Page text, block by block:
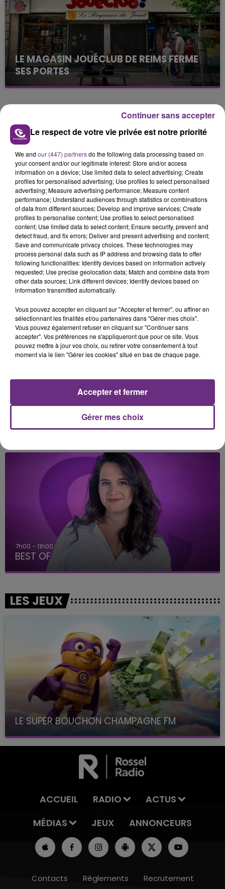
LE MAGASIN JOUÉCLUB DE REIMS FERME
SES PORTES
C'était l'une des institutions du centre-ville
fermer ses portes.
21h42
21h42
JEREMY FREROT
Frerot
DJO
End Of Beginning
21h36
21h36 21h32
21h32
7h00 - 11h00
BEST OF
LES JEUX
LE SUPER BOUCHON CHAMPAGNE FM
avec La Famille Champagne FM, à 8H10
ACCUEIL RADIO
ACTUS
MÉDIAS
JEUX ANNONCEURS
Contacts Règlements Recrutement
Le respect de votre vie privée est notre priorité
We and our (447) partnersdo the following data processing based on
your consent and/or our legitimate interest: Store and/or access
information on a device; Use limited data to select advertising; Create
profiles for personalised advertising; Use profiles to select personalised
advertising; Measure advertising performance; Measure content
performance; Understand audiences through statistics or combinations
of data from different sources; Develop and improve services; Create
profiles to personalise content; Use profiles to select personalised
content; Use limited data to select content; Ensure security, prevent and
detect fraud, and fix errors; Deliver and present advertising and content;
Save and communicate privacy choices. These technologies may
process personal data such as IP address and browsing data to offer
following functionalities: Identify devices based on information actively
requested; Use precise geolocation data; Match and combine data from
other data sources; Link different devices; Identify devices based on
information transmitted automatically.
Vous pouvez accepter en cliquant sur "Accepter et fermer", ou affiner en
sélectionnant les finalités et/ou partenaires dans "Gérer mes choix".
Vous pouvez également refuser en cliquant sur "Continuer sans
accepter". Vos préférences ne s'appliqueront que pour ce site. Vous
pouvez mettre à jour vos choix, ou retirer votre consentement à tout
moment via le lien "Gérer les cookies" situé en bas de chaque page.
Gérer mes choix
Accepter et fermer
Continuer sans accepter